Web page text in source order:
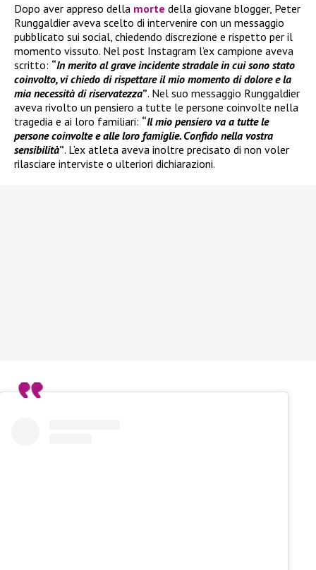
Dopo aver appreso della morte della giovane blogger, Peter
Runggaldier aveva scelto di intervenire con un messaggio
pubblicato sui social, chiedendo discrezione e rispetto per il
momento vissuto. Nel post Instagram l’ex campione aveva
scritto: “In merito al grave incidente stradale in cui sono stato
coinvolto, vi chiedo di rispettare il mio momento di dolore e la
mia necessità di riservatezza”. Nel suo messaggio Runggaldier
aveva rivolto un pensiero a tutte le persone coinvolte nella
tragedia e ai loro familiari: “Il mio pensiero va a tutte le
persone coinvolte e alle loro famiglie. Confido nella vostra
sensibilità”. L’ex atleta aveva inoltre precisato di non voler
rilasciare interviste o ulteriori dichiarazioni.